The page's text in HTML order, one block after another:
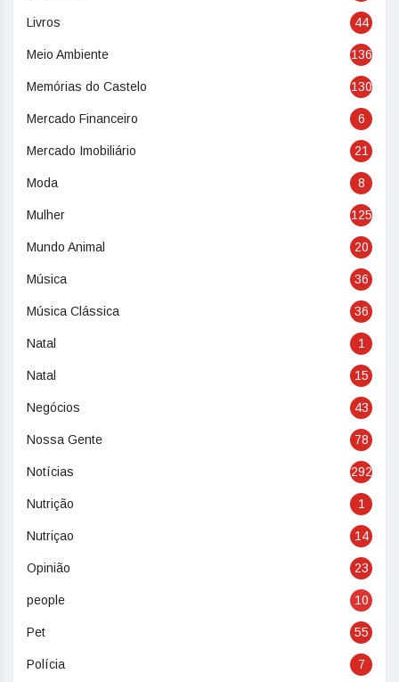
Livros 44
Meio Ambiente 136
Memórias do Castelo 130
Mercado Financeiro 6
Mercado Imobiliário 21
Moda 8
Mulher 125
Mundo Animal 20
Música 36
Música Clássica 36
Natal 1
Natal 15
Negócios 43
Nossa Gente 78
Notícias 292
Nutrição 1
Nutriçao 14
Opinião 23
people 10
Pet 55
Polícia 7